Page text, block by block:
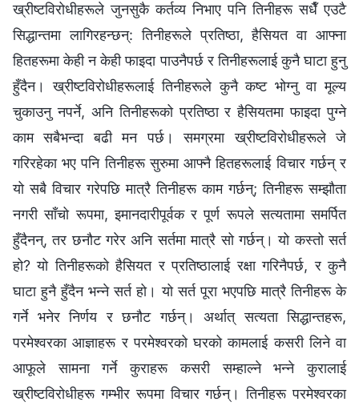
ख्रीष्टविरोधीहरूले जुनसुकै कर्तव्य निभाए पनि तिनीहरू सधैँ एउटै
सिद्धान्तमा लागिरहन्छन्: तिनीहरूले प्रतिष्ठा, हैसियत वा आफ्‍ना
हितहरूमा केही न केही फाइदा पाउनैपर्छ र तिनीहरूलाई कुनै घाटा हुनु
हुँदैन। ख्रीष्टविरोधीहरूलाई तिनीहरूले कुनै कष्ट भोग्‍नु वा मूल्य
चुकाउनु नपर्ने, अनि तिनीहरूको प्रतिष्ठा र हैसियतमा फाइदा पुग्‍ने
काम सबैभन्दा बढी मन पर्छ। समग्रमा ख्रीष्टविरोधीहरूले जे
गरिरहेका भए पनि तिनीहरू सुरुमा आफ्‍नै हितहरूलाई विचार गर्छन् र
यो सबै विचार गरेपछि मात्रै तिनीहरू काम गर्छन्; तिनीहरू सम्झौता
नगरी साँचो रूपमा, इमानदारीपूर्वक र पूर्ण रूपले सत्यतामा समर्पित
हुँदैनन्, तर छनौट गरेर अनि सर्तमा मात्रै सो गर्छन्। यो कस्तो सर्त
हो? यो तिनीहरूको हैसियत र प्रतिष्ठालाई रक्षा गरिनैपर्छ, र कुनै
घाटा हुनै हुँदैन भन्ने सर्त हो। यो सर्त पूरा भएपछि मात्रै तिनीहरू के
गर्ने भनेर निर्णय र छनौट गर्छन्। अर्थात् सत्यता सिद्धान्तहरू,
परमेश्‍वरका आज्ञाहरू र परमेश्‍वरको घरको कामलाई कसरी लिने वा
आफूले सामना गर्ने कुराहरू कसरी सम्‍हाल्‍ने भन्ने कुरालाई
ख्रीष्टविरोधीहरू गम्‍भीर रूपमा विचार गर्छन्। तिनीहरू परमेश्‍वरका